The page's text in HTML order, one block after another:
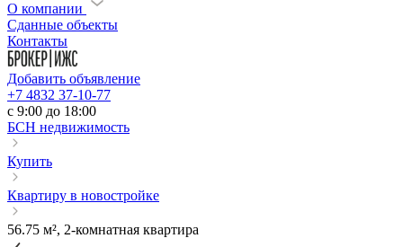
О компании
Сданные объекты
Контакты
Добавить объявление
+7 4832 37-10-77
c 9:00 до 18:00
БСН недвижимость
Купить
Квартиру в новостройке
56.75 м², 2-комнатная квартира